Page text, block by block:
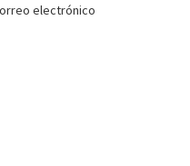
electrónico